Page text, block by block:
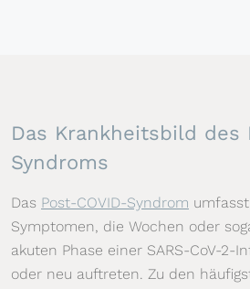
Das Krankheitsbild des
Syndroms
Das Post-COVID-Syndrom
Symptomen, die Wochen oder
akuten Phase einer SARS-CoV-2-
oder neu auftreten. Zu den